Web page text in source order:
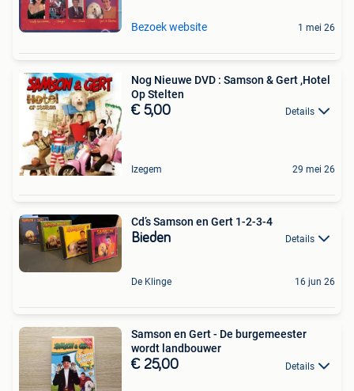
Bezoek website 1 mei 26
Nog Nieuwe DVD : Samson & Gert ,Hotel
Op Stelten
€ 5,00 Details
Izegem 29 mei 26
Cd’s Samson en Gert 1-2-3-4
Bieden Details
De Klinge 16 jun 26
Samson en Gert - De burgemeester
wordt landbouwer
€ 25,00 Details